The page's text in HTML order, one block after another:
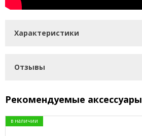
Характеристики
Отзывы
Рекомендуемые аксессуары
в наличии